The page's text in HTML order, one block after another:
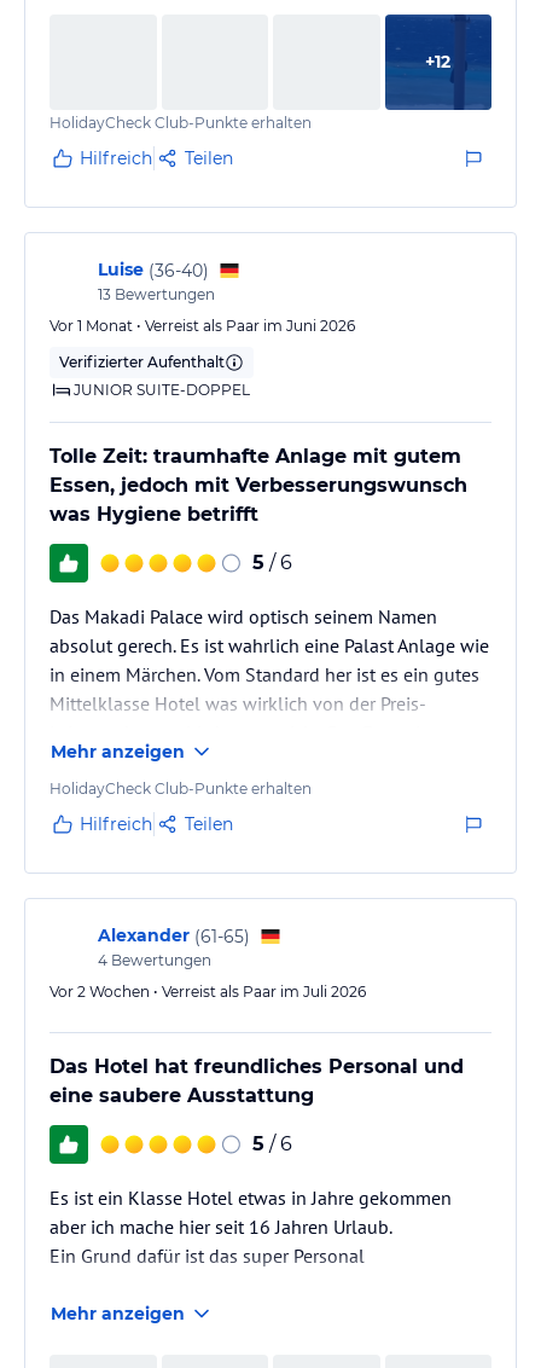
+12
HolidayCheck Club-Punkte erhalten
Hilfreich Teilen
Luise (36-40)
13 Bewertungen
Vor 1 Monat • Verreist als Paar im Juni 2026
Verifizierter Aufenthalt
JUNIOR SUITE-DOPPEL
Tolle Zeit: traumhafte Anlage mit gutem
Essen, jedoch mit Verbesserungswunsch
was Hygiene betrifft
5 / 6
Das Makadi Palace wird optisch seinem Namen
absolut gerech. Es ist wahrlich eine Palast Anlage wie
in einem Märchen. Vom Standard her ist es ein gutes
Mittelklasse Hotel was wirklich von der Preis-
erstaunlich gut und das Personal sehr freundlich. Die
Zimmer sind alt und abgewohnt aber geräumig und
werden gut gereinigt. Lediglich bei der Hygiene
Schwächen. Die blauen Plastikbecher werden nicht
gut gereinigt.…
Mehr anzeigen
HolidayCheck Club-Punkte erhalten
Hilfreich Teilen
Alexander (61-65)
4 Bewertungen
Vor 2 Wochen • Verreist als Paar im Juli 2026
Das Hotel hat freundliches Personal und
eine saubere Ausstattung
5 / 6
Es ist ein Klasse Hotel etwas in Jahre gekommen
aber ich mache hier seit 16 Jahren Urlaub.
Ein Grund dafür ist das super Personal
Mehr anzeigen